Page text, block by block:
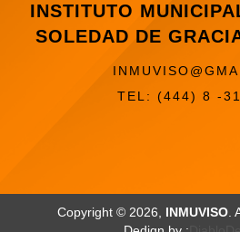
INSTITUTO
SOLEDAD DE
TEL: (444) 8 -
Copyright © 2026, INMUVISO.